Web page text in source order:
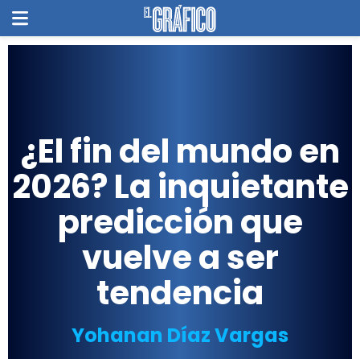
¿El fin del mundo en
2026? La inquietante
predicción que
vuelve a ser
tendencia
Yohanan Díaz Vargas